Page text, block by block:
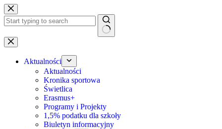
Przejdź
do
treści
Brak
wyników
Aktualności
Aktualności
Kronika sportowa
Świetlica
Erasmus+
Programy i Projekty
1,5% podatku dla szkoły
Biuletyn informacyjny